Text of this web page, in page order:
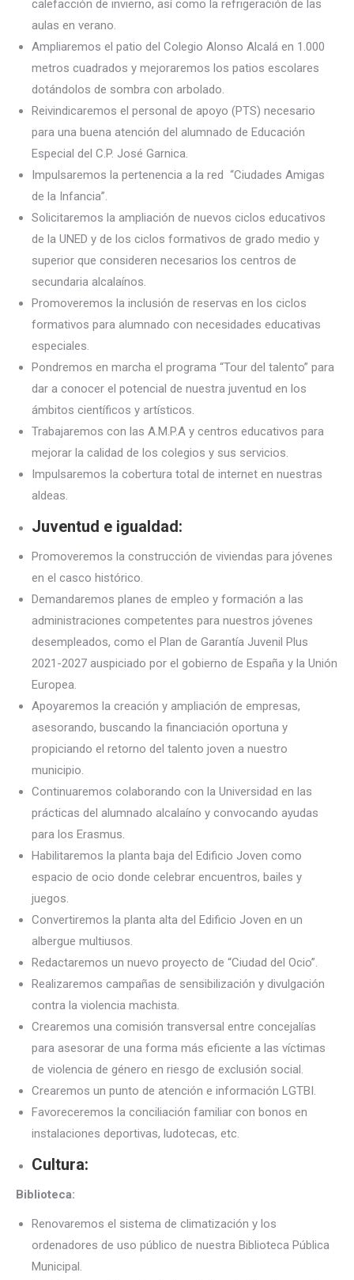
calefacción de invierno, así como la refrigeración de las
aulas en verano.
Ampliaremos el patio del Colegio Alonso Alcalá en 1.000
metros cuadrados y mejoraremos los patios escolares
dotándolos de sombra con arbolado.
Reivindicaremos el personal de apoyo (PTS) necesario
para una buena atención del alumnado de Educación
Especial del C.P. José Garnica.
Impulsaremos la pertenencia a la red “Ciudades Amigas
de la Infancia”.
Solicitaremos la ampliación de nuevos ciclos educativos
de la UNED y de los ciclos formativos de grado medio y
superior que consideren necesarios los centros de
secundaria alcalaínos.
Promoveremos la inclusión de reservas en los ciclos
formativos para alumnado con necesidades educativas
especiales.
Pondremos en marcha el programa “Tour del talento” para
dar a conocer el potencial de nuestra juventud en los
ámbitos científicos y artísticos.
Trabajaremos con las A.M.P.A y centros educativos para
mejorar la calidad de los colegios y sus servicios.
Impulsaremos la cobertura total de internet en nuestras
aldeas.
Juventud e igualdad:
Promoveremos la construcción de viviendas para jóvenes
en el casco histórico.
Demandaremos planes de empleo y formación a las
administraciones competentes para nuestros jóvenes
desempleados, como el Plan de Garantía Juvenil Plus
2021-2027 auspiciado por el gobierno de España y la Unión
Europea.
Apoyaremos la creación y ampliación de empresas,
asesorando, buscando la financiación oportuna y
propiciando el retorno del talento joven a nuestro
municipio.
Continuaremos colaborando con la Universidad en las
prácticas del alumnado alcalaíno y convocando ayudas
para los Erasmus.
Habilitaremos la planta baja del Edificio Joven como
espacio de ocio donde celebrar encuentros, bailes y
juegos.
Convertiremos la planta alta del Edificio Joven en un
albergue multiusos.
Redactaremos un nuevo proyecto de “Ciudad del Ocio”.
Realizaremos campañas de sensibilización y divulgación
contra la violencia machista.
Crearemos una comisión transversal entre concejalías
para asesorar de una forma más eficiente a las víctimas
de violencia de género en riesgo de exclusión social.
Crearemos un punto de atención e información LGTBI.
Favoreceremos la conciliación familiar con bonos en
instalaciones deportivas, ludotecas, etc.
Cultura:
Biblioteca:
Renovaremos el sistema de climatización y los
ordenadores de uso público de nuestra Biblioteca Pública
Municipal.